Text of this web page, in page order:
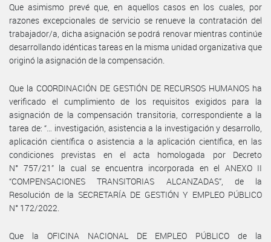
Que asimismo prevé que, en aquellos casos en los cuales, por
razones excepcionales de servicio se renueve la contratación del
trabajador/a, dicha asignación se podrá renovar mientras continúe
desarrollando idénticas tareas en la misma unidad organizativa que
originó la asignación de la compensación.
Que la COORDINACIÓN DE GESTIÓN DE RECURSOS HUMANOS ha
verificado el cumplimiento de los requisitos exigidos para la
asignación de la compensación transitoria, correspondiente a la
tarea de: “… investigación, asistencia a la investigación y desarrollo,
aplicación científica o asistencia a la aplicación científica, en las
condiciones previstas en el acta homologada por Decreto
N° 757/21” la cual se encuentra incorporada en el ANEXO II
“COMPENSACIONES TRANSITORIAS ALCANZADAS”, de la
Resolución de la SECRETARÍA DE GESTIÓN Y EMPLEO PÚBLICO
N° 172/2022.
Que la OFICINA NACIONAL DE EMPLEO PÚBLICO de la